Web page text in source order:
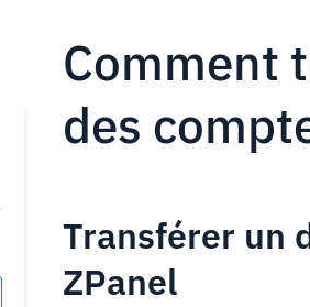
Comment
des
Transférer un
ZPanel